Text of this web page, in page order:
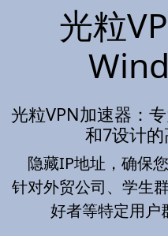
光粒
光粒VPN加速器：
和7设计
隐藏IP地址，确保
针对外贸公司、学生
好者等特定用户